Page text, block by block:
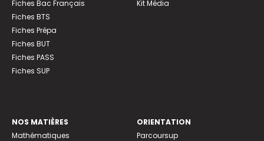
Fiches Bac Français
Fiches BTS
Fiches Prépa
Fiches BUT
Fiches PASS
Fiches SUP
Kit Média
NOS MATIÈRES
Mathématiques
ORIENTATION
Parcoursup